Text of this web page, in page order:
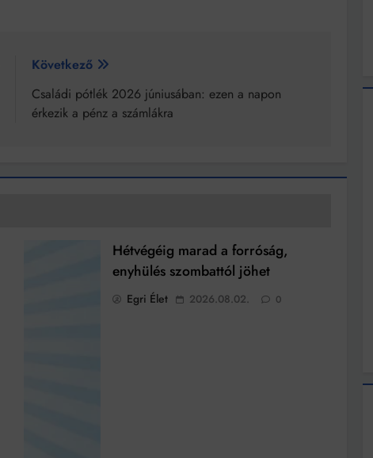
Következő
Családi pótlék 2026 júniusában: ezen a napon
érkezik a pénz a számlákra
Hétvégéig marad a forróság,
enyhülés szombattól jöhet
Egri Élet 2026.08.02. 0